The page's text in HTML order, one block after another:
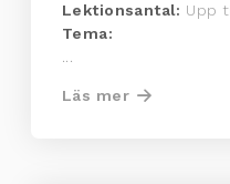
Lektionsantal: Upp
Tema:
Läs mer